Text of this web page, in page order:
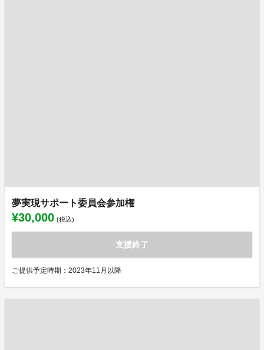
夢実現サポート委員会参加権
¥30,000 (税込)
支援終了
ご提供予定時期：2023年11月以降